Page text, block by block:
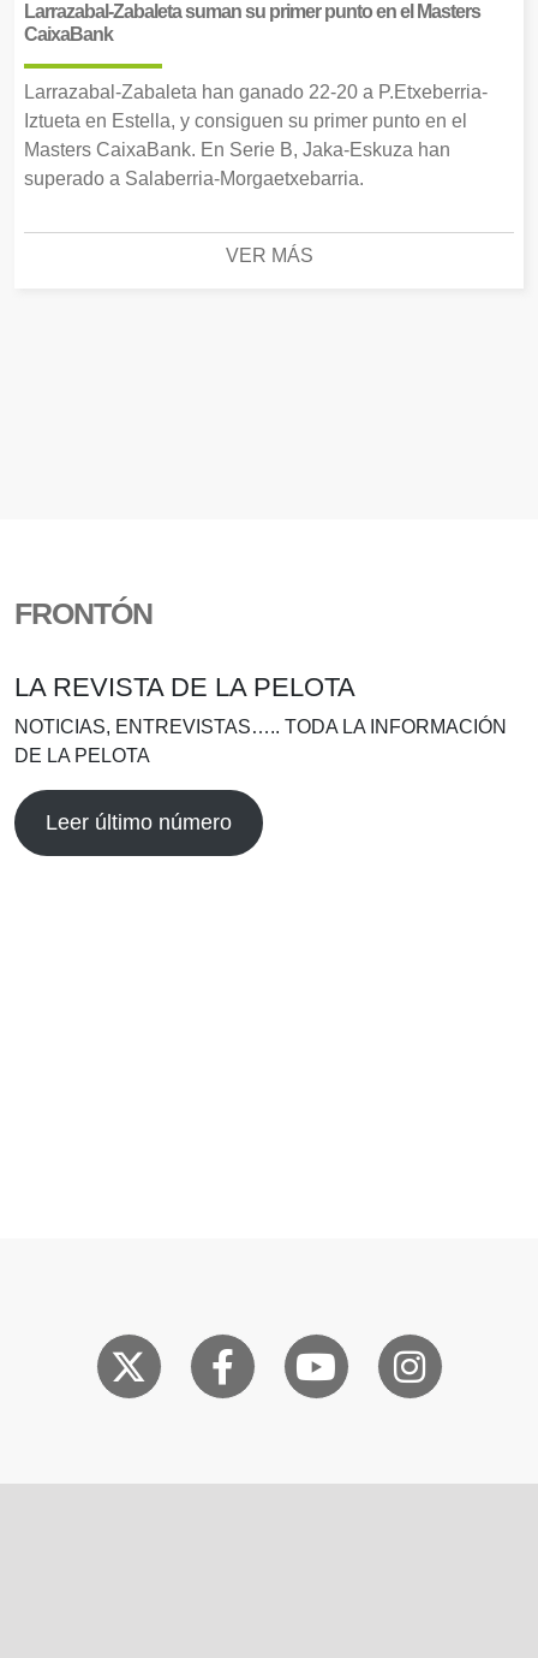
Larrazabal-Zabaleta suman su primer punto en el Masters
CaixaBank
Larrazabal-Zabaleta han ganado 22-20 a P.Etxeberria-
Iztueta en Estella, y consiguen su primer punto en el
Masters CaixaBank. En Serie B, Jaka-Eskuza han
superado a Salaberria-Morgaetxebarria.
VER MÁS
FRONTÓN
LA REVISTA DE LA PELOTA
NOTICIAS, ENTREVISTAS….. TODA LA INFORMACIÓN
DE LA PELOTA
Leer último número